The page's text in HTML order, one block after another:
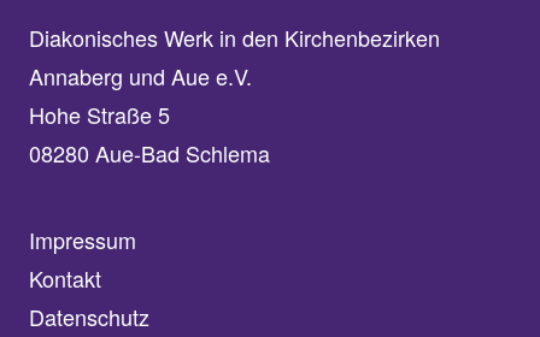
Diakonisches Werk in den Kirchenbezirken
Annaberg und Aue e.V.
Hohe Straße 5
08280 Aue-Bad Schlema
Impressum
Kontakt
Datenschutz